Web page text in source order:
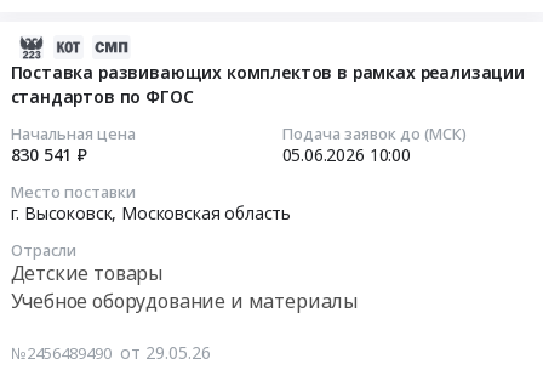
Поставка развивающих комплектов в рамках реализации
стандартов по ФГОС
Начальная цена
830 541 ₽
Подача заявок до (МСК)
05.06.2026 10:00
Место поставки
г. Высоковск, Московская область
Отрасли
Детские товары
Учебное оборудование и материалы
№2456489490 от 29.05.26